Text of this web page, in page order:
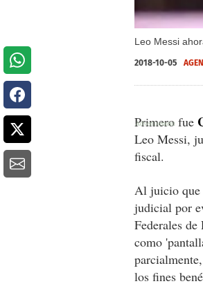
Leo Messi
2018-10-05
Primero fue
Leo Messi,
fiscal.
Al juicio que
judicial por
Federales
como
los fines